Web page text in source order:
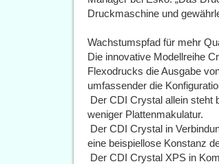
Druckmaschine und
Wachstumspfad für mehr
Die innovative Modellreihe
Flexodrucks die Ausgabe
umfassender die
 Der CDI Crystal allein
weniger Plattenmakulatur.
 Der CDI Crystal in
eine beispiellose Konstanz
 Der CDI Crystal XPS in